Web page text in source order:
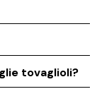
tovaglioli?